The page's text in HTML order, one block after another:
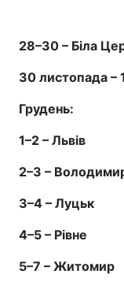
28–30 – Біла
30 листопада –
Грудень:
1–2 – Львів
2–3 –
3–4 – Луцьк
4–5 – Рівне
5–7 – Житомир